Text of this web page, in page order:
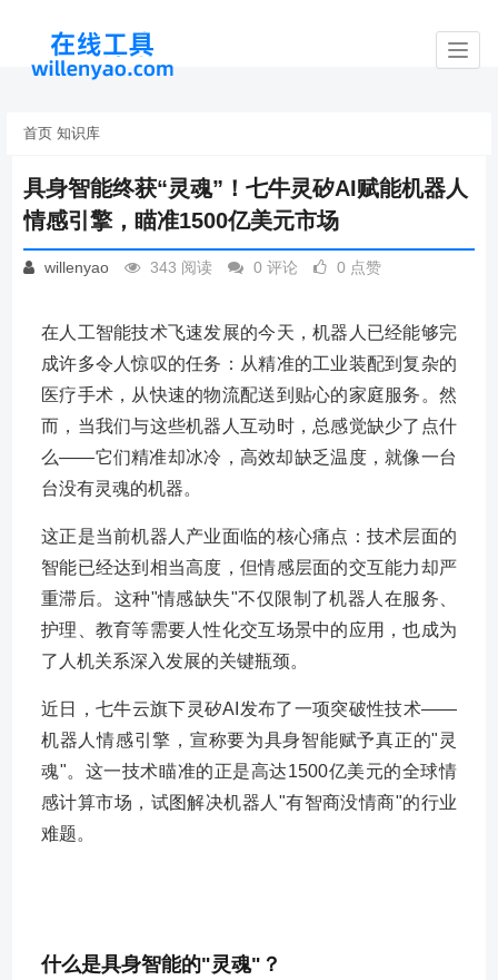
首页 知识库
具身智能终获“灵魂”！七牛灵矽AI赋能机器人
情感引擎，瞄准1500亿美元市场
willenyao 343 阅读 0 评论 0 点赞
在人工智能技术飞速发展的今天，机器人已经能够完
成许多令人惊叹的任务：从精准的工业装配到复杂的
医疗手术，从快速的物流配送到贴心的家庭服务。然
而，当我们与这些机器人互动时，总感觉缺少了点什
么——它们精准却冰冷，高效却缺乏温度，就像一台
台没有灵魂的机器。
这正是当前机器人产业面临的核心痛点：技术层面的
智能已经达到相当高度，但情感层面的交互能力却严
重滞后。这种"情感缺失"不仅限制了机器人在服务、
护理、教育等需要人性化交互场景中的应用，也成为
了人机关系深入发展的关键瓶颈。
近日，七牛云旗下灵矽AI发布了一项突破性技术——
机器人情感引擎，宣称要为具身智能赋予真正的"灵
魂"。这一技术瞄准的正是高达1500亿美元的全球情
感计算市场，试图解决机器人"有智商没情商"的行业
难题。
什么是具身智能的"灵魂"？